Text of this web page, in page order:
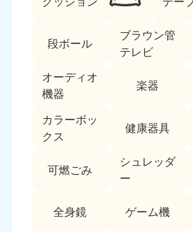
段ボール
ブラウン管
テレビ
オーディオ
機器
楽器
カラーボッ
クス
健康器具
可燃ごみ
シュレッダ
ー
全身鏡 ゲーム機
050-1881-5271
9:00〜19:00 年中無休
関東
050-1881-5265
9:00〜19:00 年中無休 9:00
千葉県
9:00